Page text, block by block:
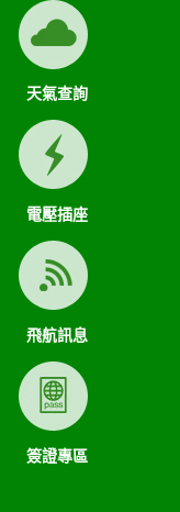
用者，乙方得定相
，乙方得終止契
理；乙方如有其他
行為者，乙方得定
行為者，乙方得終
害。旅遊開始後，
_5_％利息償還乙
依第三十七條另有
理出國所需之手續
費用。
，如甲方需要單人
額。
及入場門票費等。
天氣查詢
電壓插座
飛航訊息
簽證專區